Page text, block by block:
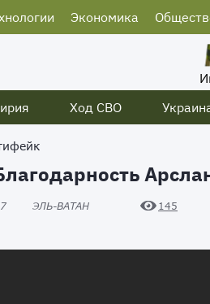
Экономика
Ход СВО
ЭЛЬ-ВАТАН 145